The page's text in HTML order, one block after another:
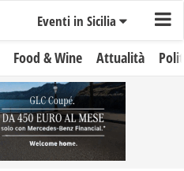
Eventi in Sicilia
Food & Wine Attualità